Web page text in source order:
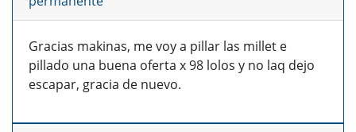
Gracias makinas, me voy a pillar las millet e
pillado una buena oferta x 98 lolos y no laq dejo
escapar, gracia de nuevo.